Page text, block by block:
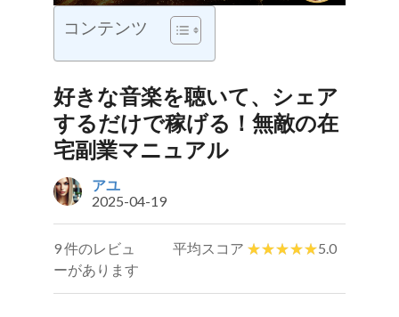
コンテンツ
好きな音楽を聴いて、シェア
するだけで稼げる！無敵の在
宅副業マニュアル
アユ
2025-04-19
9 件のレビュ
ーがあります
平均スコア 5.0